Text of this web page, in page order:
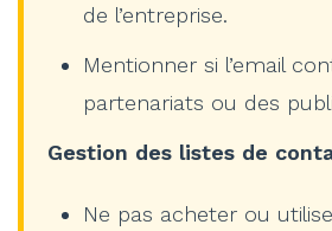
de l’entreprise.
Mentionner si l’email
partenariats ou des
Gestion des listes de
Ne pas acheter ou